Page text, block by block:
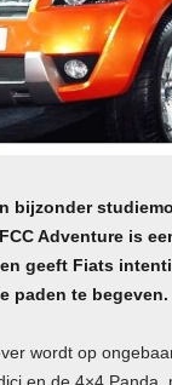
bijzonder
Adventure is
geeft Fiats
paden te begeven.
wordt op
en de 4×4 Panda,